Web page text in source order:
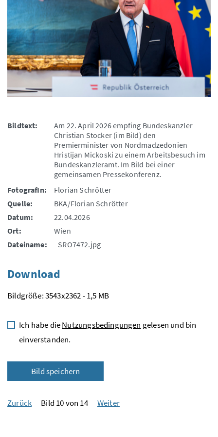
Bildtext:
Am 22. April 2026 empfing Bundeskanzler
Christian Stocker (im Bild) den
Premierminister von Nordmadzedonien
Hristijan Mickoski zu einem Arbeitsbesuch im
Bundeskanzleramt. Im Bild bei einer
gemeinsamen Pressekonferenz.
FotografIn:
Florian Schrötter
Quelle:
BKA/Florian Schrötter
Datum:
22.04.2026
Ort:
Wien
Dateiname:
_SRO7472.jpg
Download
Bildgröße: 3543x2362 - 1,5 MB
Ich habe dieNutzungsbedingungen gelesen und bin
einverstanden.
Bild speichern
Zurück Bild 10 von 14 Weiter